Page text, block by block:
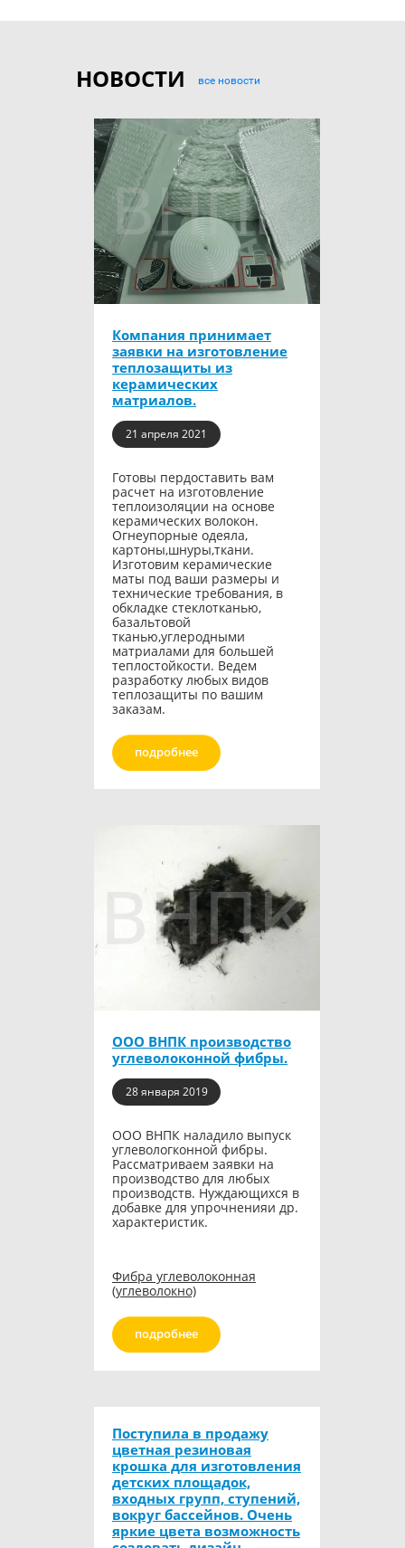
НОВОСТИ все новости
Компания принимает
заявки на изготовление
теплозащиты из
керамических
матриалов.
21 апреля 2021
Готовы пердоставить вам
расчет на изготовление
теплоизоляции на основе
керамических волокон.
Огнеупорные одеяла,
картоны,шнуры,ткани.
Изготовим керамические
маты под ваши размеры и
технические требования, в
обкладке стеклотканью,
базальтовой
тканью,углеродными
матриалами для большей
теплостойкости. Ведем
разработку любых видов
теплозащиты по вашим
заказам.
подробнее
ООО ВНПК производство
углеволоконной фибры.
28 января 2019
ООО ВНПК наладило выпуск
углевологконной фибры.
Рассматриваем заявки на
производство для любых
производств. Нуждающихся в
добавке для упрочненияи др.
характеристик.
Фибра углеволоконная
(углеволокно)
подробнее
Поступила в продажу
цветная резиновая
крошка для изготовления
детских площадок,
входных групп, ступений,
вокруг бассейнов. Очень
яркие цвета возможность